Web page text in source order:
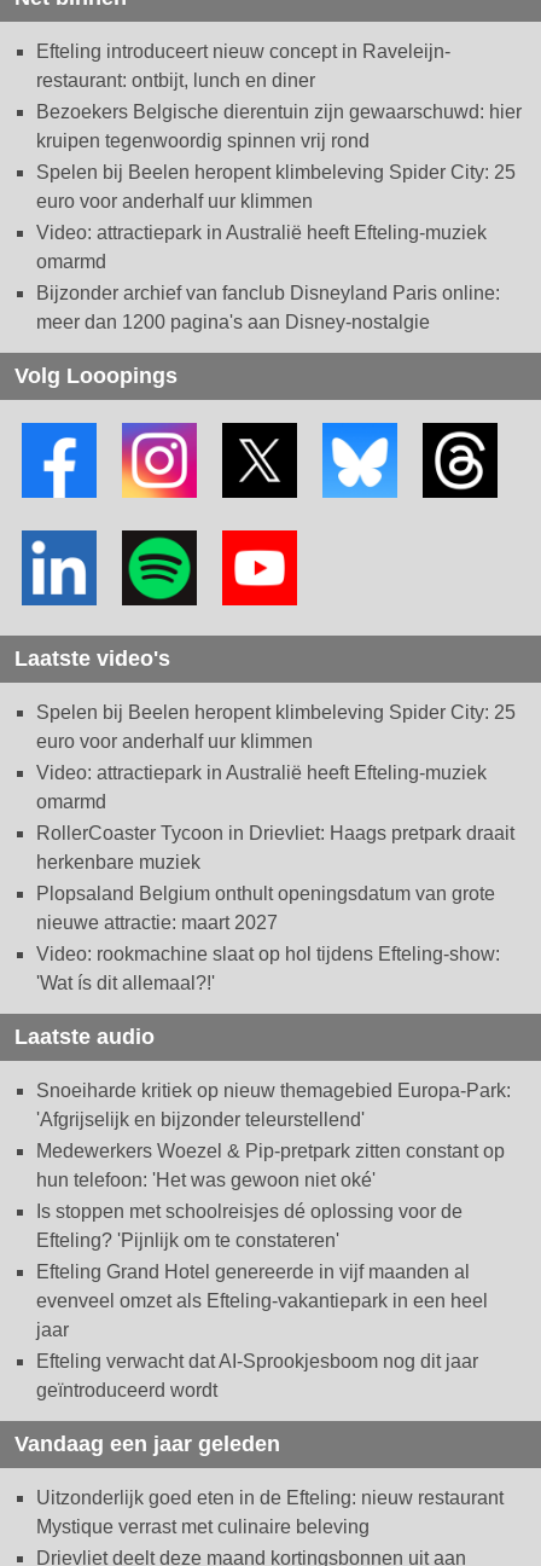
Efteling introduceert nieuw concept in Raveleijn-
restaurant: ontbijt, lunch en diner
Bezoekers Belgische dierentuin zijn gewaarschuwd: hier
kruipen tegenwoordig spinnen vrij rond
Spelen bij Beelen heropent klimbeleving Spider City: 25
euro voor anderhalf uur klimmen
Video: attractiepark in Australië heeft Efteling-muziek
omarmd
Bijzonder archief van fanclub Disneyland Paris online:
meer dan 1200 pagina's aan Disney-nostalgie
Volg Looopings
Laatste video's
Spelen bij Beelen heropent klimbeleving Spider City: 25
euro voor anderhalf uur klimmen
Video: attractiepark in Australië heeft Efteling-muziek
omarmd
RollerCoaster Tycoon in Drievliet: Haags pretpark draait
herkenbare muziek
Plopsaland Belgium onthult openingsdatum van grote
nieuwe attractie: maart 2027
Video: rookmachine slaat op hol tijdens Efteling-show:
'Wat ís dit allemaal?!'
Laatste audio
Snoeiharde kritiek op nieuw themagebied Europa-Park:
'Afgrijselijk en bijzonder teleurstellend'
Medewerkers Woezel & Pip-pretpark zitten constant op
hun telefoon: 'Het was gewoon niet oké'
Is stoppen met schoolreisjes dé oplossing voor de
Efteling? 'Pijnlijk om te constateren'
Efteling Grand Hotel genereerde in vijf maanden al
evenveel omzet als Efteling-vakantiepark in een heel
jaar
Efteling verwacht dat AI-Sprookjesboom nog dit jaar
geïntroduceerd wordt
Vandaag een jaar geleden
Uitzonderlijk goed eten in de Efteling: nieuw restaurant
Mystique verrast met culinaire beleving
Drievliet deelt deze maand kortingsbonnen uit aan